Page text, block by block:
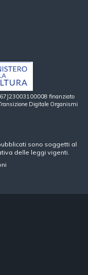
finanziato
Digitale Organismi
sono soggetti al
delle leggi vigenti.